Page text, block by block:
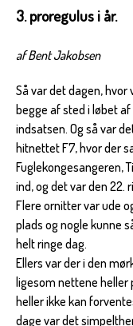
3. proregulus i år.
af Bent Jakobsen
Så var det dagen, hvor
begge af sted i løbet
indsatsen. Og så var
hitnettet F7, hvor der
Fuglekongesangeren,
ind, og det var den 22.
Flere ornitter var ude
plads og nogle kunne
helt ringe dag.
Ellers var der i den
ligesom nettene heller
heller ikke kan
dage var det